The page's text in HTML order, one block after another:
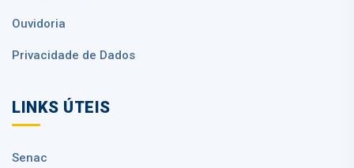
Ouvidoria
Privacidade de Dados
LINKS ÚTEIS
Senac